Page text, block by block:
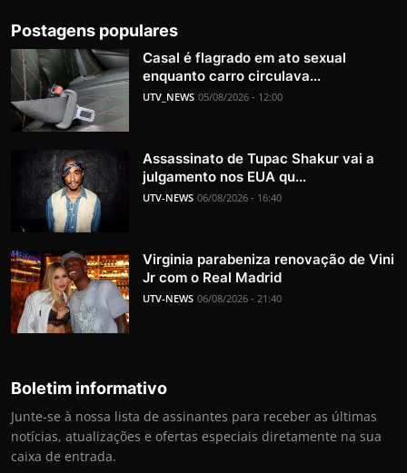
Postagens populares
Casal é flagrado em ato sexual
enquanto carro circulava...
UTV_NEWS 05/08/2026 - 12:00
Assassinato de Tupac Shakur vai a
julgamento nos EUA qu...
UTV-NEWS 06/08/2026 - 16:40
Virginia parabeniza renovação de Vini
Jr com o Real Madrid
UTV-NEWS 06/08/2026 - 21:40
Boletim informativo
Junte-se à nossa lista de assinantes para receber as últimas
notícias, atualizações e ofertas especiais diretamente na sua
caixa de entrada.